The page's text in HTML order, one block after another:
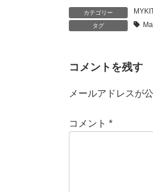
カテゴリー
タグ
コメントを残す
メールアドレスが
コメント *